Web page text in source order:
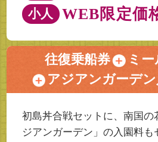
小人
WEB限定価
往復乗船券
ミ
アジアンガーデ
初島丼合戦セットに、南国の
ジアンガーデン」の入園料も